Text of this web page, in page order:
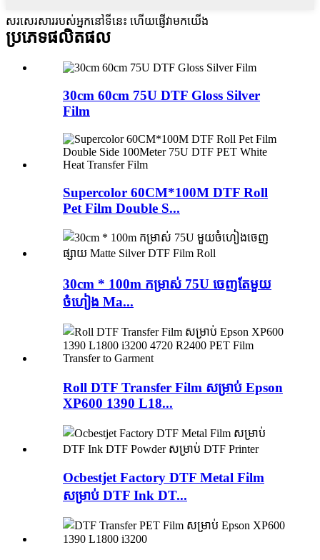
សរសេរសាររបស់អ្នកនៅទីនេះ ហើយផ្ញើវាមកយើង
ប្រភេទផលិតផល
30cm 60cm 75U DTF Gloss Silver
Film
Supercolor 60CM*100M DTF Roll
Pet Film Double S...
30cm * 100m កម្រាស់ 75U ចេញតែមួយ
ចំហៀង Ma...
Roll DTF Transfer Film សម្រាប់ Epson
XP600 1390 L18...
Ocbestjet Factory DTF Metal Film
សម្រាប់ DTF ​​Ink DT...